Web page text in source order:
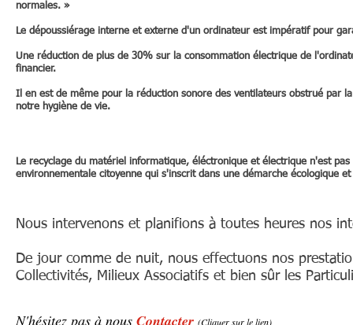
normales. »
Le dépoussiérage interne et externe d'un ordinateur est impératif pour
Une réduction de plus de 30% sur la consommation électrique de
financier.
Il en est de même pour la réduction sonore des ventilateurs obstrué par
notre hygiène de vie.
Le recyclage du matériel informatique, éléctronique et électrique n'est
environnementale citoyenne qui s'inscrit dans une démarche écologique
Nous intervenons et planifions à toutes heures nos
De jour comme de nuit, nous effectuons nos
Collectivités, Milieux Associatifs et bien sûr les
N'hésitez pas à nous Contacter (Cliquer sur le lien)